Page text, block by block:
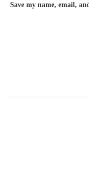
Save my name, email,